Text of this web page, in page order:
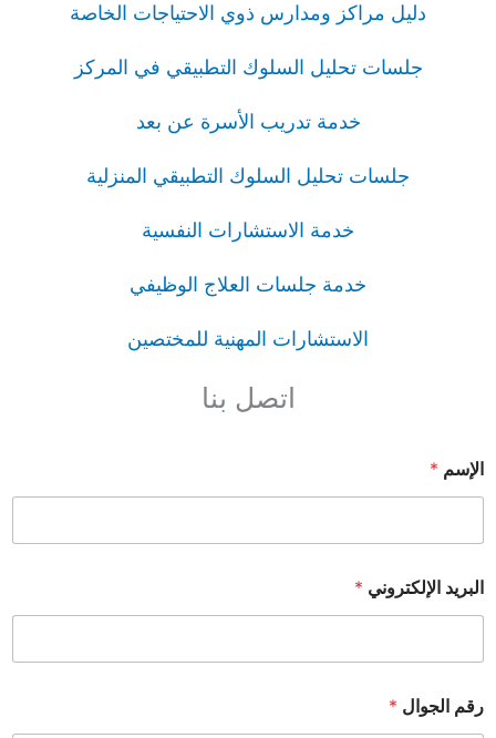
دليل مراكز ومدارس ذوي الاحتياجات الخاصة
جلسات تحليل السلوك التطبيقي في المركز
خدمة تدريب الأسرة عن بعد
جلسات تحليل السلوك التطبيقي المنزلية
خدمة الاستشارات النفسية
خدمة جلسات العلاج الوظيفي
الاستشارات المهنية للمختصين
اتصل بنا
الإسم *
البريد الإلكتروني *
رقم الجوال *